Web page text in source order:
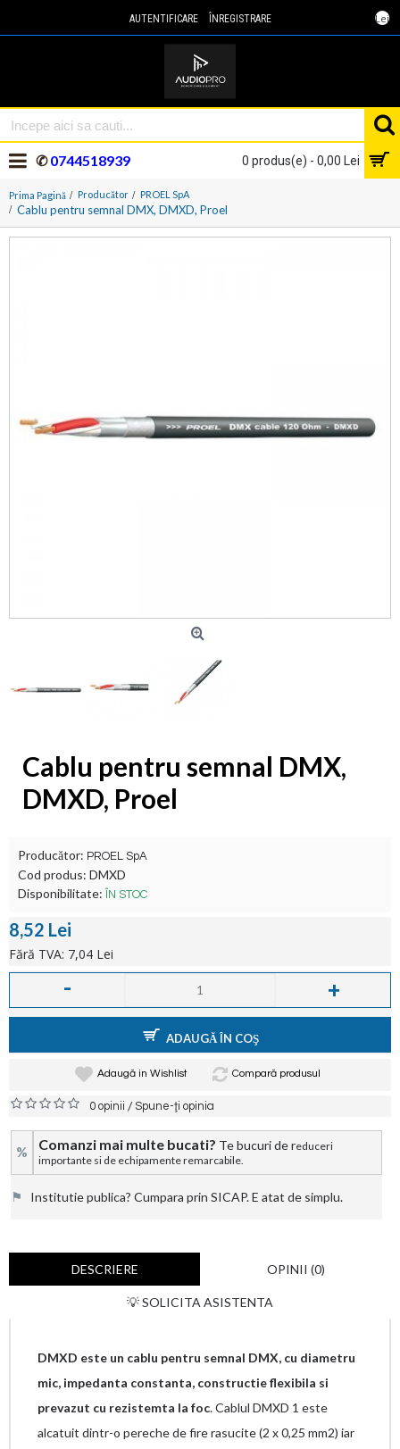
Lei
AUTENTIFICARE ÎNREGISTRARE
0 produs(e) - 0,00 Lei
✆0744518939
Prima Pagină Producător PROEL SpA
Cablu pentru semnal DMX, DMXD, Proel
Cablu pentru semnal DMX,
DMXD, Proel
Producător: PROEL SpA
Cod produs: DMXD
Disponibilitate:
ÎN STOC
8,52 Lei
Fără TVA: 7,04 Lei
- +
ADAUGĂ ÎN COŞ
Adaugă in Wishlist Compară produsul
0 opinii /Spune-ţi opinia
% Comanzi mai multe bucati? Te bucuri de reduceri
importante si de echipamente remarcabile.
⚑ Institutie publica? Cumpara prin SICAP. E atat de simplu.
DESCRIERE OPINII (0)
💡 SOLICITA ASISTENTA
DMXD este un cablu pentru semnal DMX, cu diametru
mic, impedanta constanta, constructie flexibila si
prevazut cu rezistemta la foc. Cablul DMXD 1 este
alcatuit dintr-o pereche de fire rasucite (2 x 0,25 mm2) iar